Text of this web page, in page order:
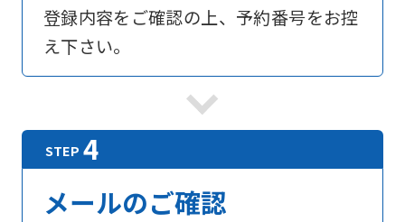
登録内容をご確認の上、予約番号をお控
え下さい。
メールのご確認